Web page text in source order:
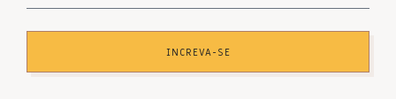
INCREVA-SE